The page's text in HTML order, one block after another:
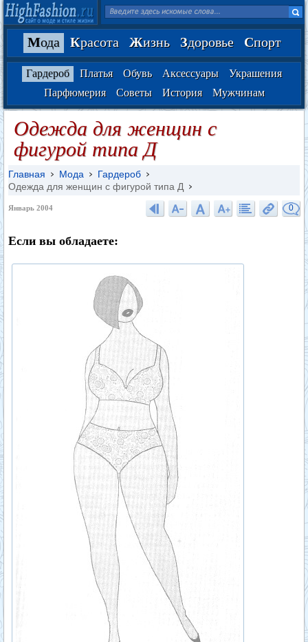
Мода Красота Жизнь Здоровье Спорт
Гардероб Платья Обувь Аксессуары
Украшения
Парфюмерия
Советы История Мужчинам
Одежда для женщин с
фигурой типа Д
Главная Мода
Гардероб
Одежда для женщин с фигурой типа Д
Январь 2004 0
Если вы обладаете: